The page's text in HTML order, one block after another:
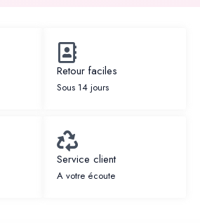
Retour faciles
Sous 14 jours
Service client
A votre écoute